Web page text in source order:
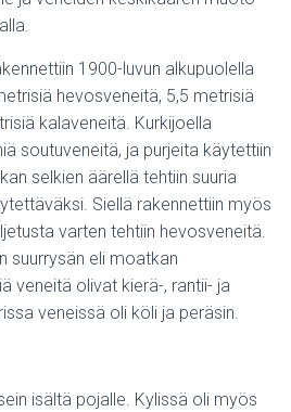
1900-luvun alkupuolella
hevosveneitä, 5,5 metrisiä
kalaveneitä. Kurkijoella
soutuveneitä, ja purjeita käytettiin
selkien äärellä tehtiin suuria
Siellä rakennettiin myös
varten tehtiin hevosveneitä.
suurrysän eli moatkan
veneitä olivat kierä-, rantii- ja
veneissä oli köli ja peräsin.
isältä pojalle. Kylissä oli myös